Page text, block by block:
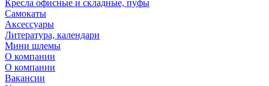
Кресла офисные и складные, пуфы
Самокаты
Аксессуары
Литература, календари
Мини шлемы
О компании
О компании
Вакансии